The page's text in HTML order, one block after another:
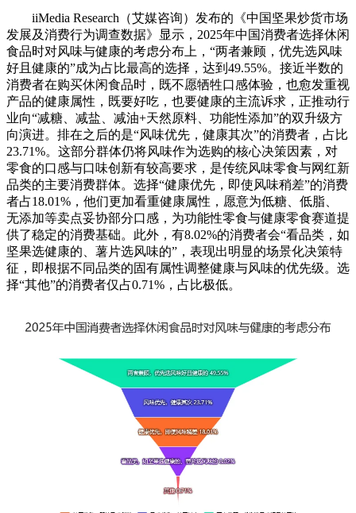
iiMedia Research（艾媒咨询）发布的《中国坚果炒货市场
发展及消费行为调查数据》显示，2025年中国消费者选择休闲
食品时对风味与健康的考虑分布上，“两者兼顾，优先选风味
好且健康的”成为占比最高的选择，达到49.55%。接近半数的
消费者在购买休闲食品时，既不愿牺牲口感体验，也愈发重视
产品的健康属性，既要好吃，也要健康的主流诉求，正推动行
业向“减糖、减盐、减油+天然原料、功能性添加”的双升级方
向演进。排在之后的是“风味优先，健康其次”的消费者，占比
23.71%。这部分群体仍将风味作为选购的核心决策因素，对
零食的口感与口味创新有较高要求，是传统风味零食与网红新
品类的主要消费群体。选择“健康优先，即使风味稍差”的消费
者占18.01%，他们更加看重健康属性，愿意为低糖、低脂、
无添加等卖点妥协部分口感，为功能性零食与健康零食赛道提
供了稳定的消费基础。此外，有8.02%的消费者会“看品类，如
坚果选健康的、薯片选风味的”，表现出明显的场景化决策特
征，即根据不同品类的固有属性调整健康与风味的优先级。选
择“其他”的消费者仅占0.71%，占比极低。